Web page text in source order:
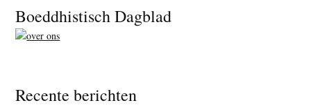
Footer
Boeddhistisch Dagblad
Recente berichten